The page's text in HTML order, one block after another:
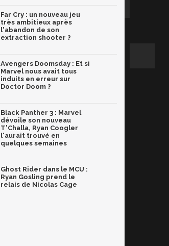
Far Cry : un nouveau jeu
très ambitieux après
l'abandon de son
extraction shooter ?
Avengers Doomsday : Et si
Marvel nous avait tous
induits en erreur sur
Doctor Doom ?
Black Panther 3 : Marvel
dévoile son nouveau
T'Challa, Ryan Coogler
l'aurait trouvé en
quelques semaines
Ghost Rider dans le MCU :
Ryan Gosling prend le
relais de Nicolas Cage